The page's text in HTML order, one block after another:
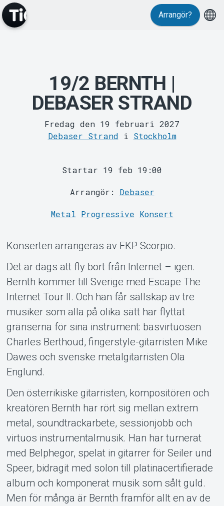
Evenemang
MyTickster
Om Tickster
Arrangör?
19/2 BERNTH |
DEBASER STRAND
Fredag den 19 februari 2027
Debaser Strand i Stockholm
Startar 19 feb 19:00
Arrangör: Debaser
Metal Progressive Konsert
Konserten arrangeras av FKP Scorpio.
Det är dags att fly bort från Internet – igen.
Bernth kommer till Sverige med Escape The
Internet Tour II. Och han får sällskap av tre
musiker som alla på olika sätt har flyttat
gränserna för sina instrument: basvirtuosen
Charles Berthoud, fingerstyle-gitarristen Mike
Dawes och svenske metalgitarristen Ola
Englund.
Den österrikiske gitarristen, kompositören och
kreatören Bernth har rört sig mellan extrem
metal, soundtrackarbete, sessionjobb och
virtuos instrumentalmusik. Han har turnerat
med Belphegor, spelat in gitarrer för Seiler und
Speer, bidragit med solon till platinacertifierade
album och komponerat musik som sålt guld.
Men för många är Bernth framför allt en av de